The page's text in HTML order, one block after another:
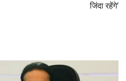
जिंदा रहेंगे’